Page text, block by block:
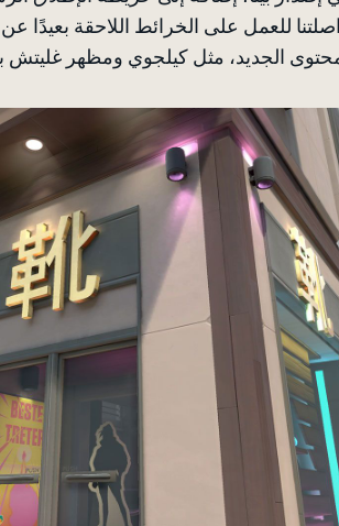
للعمل على الخرائط اللاحقة بعيدًا